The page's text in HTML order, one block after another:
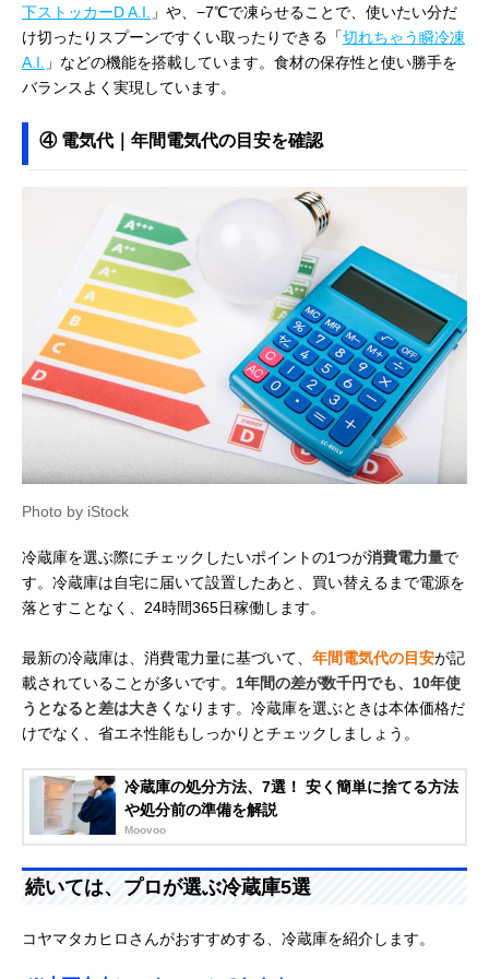
下ストッカーD A.I.
」や、−7℃で凍らせることで、使いたい分だ
け切ったりスプーンですくい取ったりできる「切れちゃう瞬冷凍
A.I.
」などの機能を搭載しています。食材の保存性と使い勝手を
バランスよく実現しています。
④ 電気代｜年間電気代の目安を確認
Photo by iStock
冷蔵庫を選ぶ際にチェックしたいポイントの1つが消費電力量で
す。冷蔵庫は自宅に届いて設置したあと、買い替えるまで電源を
落とすことなく、24時間365日稼働します。
最新の冷蔵庫は、消費電力量に基づいて、 年間電気代の目安が記
載されていることが多いです。 1年間の差が数千円でも、10年使
うとなると差は大きく なります。冷蔵庫を選ぶときは本体価格だ
けでなく、省エネ性能もしっかりとチェックしましょう。
冷蔵庫の処分方法、7選！ 安く簡単に捨てる方法
や処分前の準備を解説
Moovoo
続いては、プロが選ぶ冷蔵庫5選
コヤマタカヒロさんがおすすめする、冷蔵庫を紹介します。